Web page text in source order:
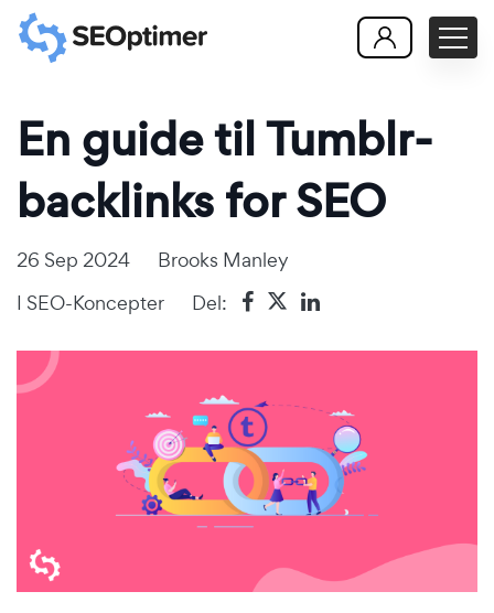
En guide til Tumblr-
backlinks for SEO
26 Sep 2024
Brooks Manley
I SEO-Koncepter Del: